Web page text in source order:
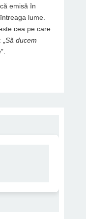
emisă în
lume.
cea pe care
Să ducem
”.